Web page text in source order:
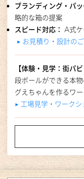
ブランディング・パッ
略的な箱の提案
スピード対応： A式
▶︎ お見積り・設計の
【体験・見学：街パ
段ボールができる本
グえちゃんを作るワ
▶︎ 工場見学・ワーク